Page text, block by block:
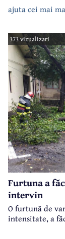
ajuta cei mai
373 vizualizari
Furtuna a
intervin
O furtună de
intensitate, a